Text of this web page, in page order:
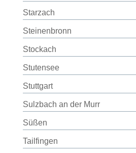
Starzach
Steinenbronn
Stockach
Stutensee
Stuttgart
Sulzbach an der Murr
Süßen
Tailfingen